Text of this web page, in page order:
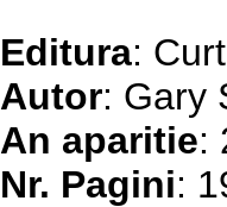
Editura:
Autor: Gary
An aparitie:
Nr. Pagini: